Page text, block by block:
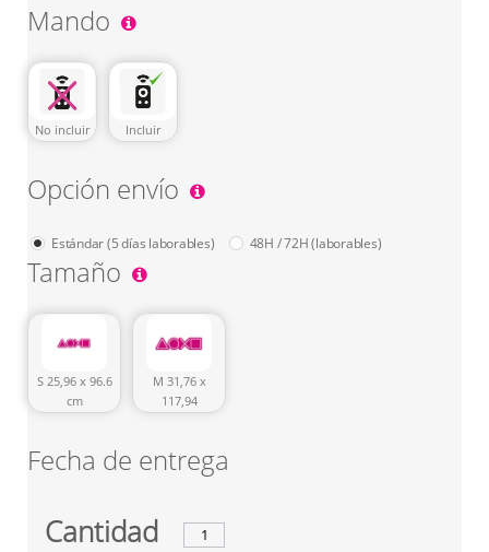
Mando
No incluir Incluir
Opción envío
Estándar (5 días laborables) 48H / 72H (laborables)
Tamaño
S 25,96 x 96.6
cm
M 31,76 x
117,94
Fecha de entrega
Cantidad